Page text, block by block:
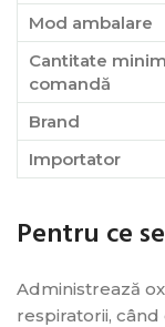
Mod ambalare
Cantitate
comandă
Brand
Importator
Pentru ce
Administrează
respiratorii,